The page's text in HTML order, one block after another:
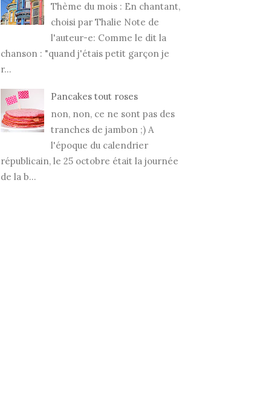
Thème du mois : En chantant,
choisi par Thalie Note de
l'auteur-e: Comme le dit la
chanson : "quand j'étais petit garçon je
r...
Pancakes tout roses
non, non, ce ne sont pas des
tranches de jambon ;) A
l'époque du calendrier
républicain, le 25 octobre était la journée
de la b...